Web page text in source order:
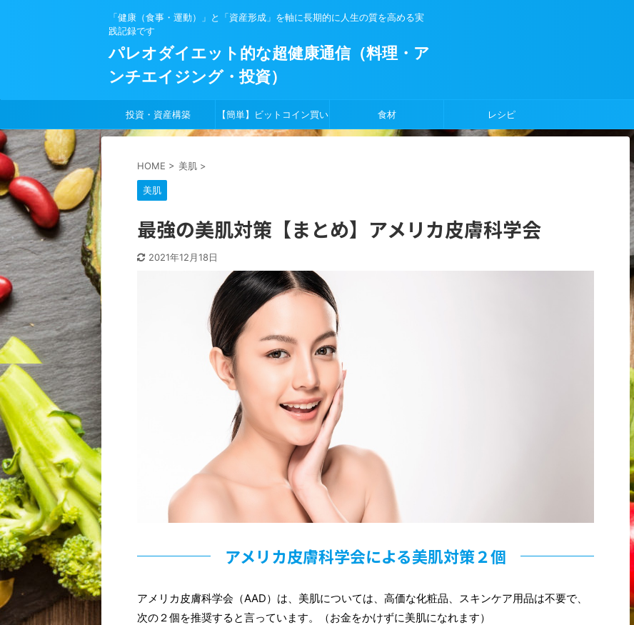
「健康（食事・運動）」と「資産形成」を軸に長期的に人生の質を高める実
践記録です
パレオダイエット的な超健康通信（料理・ア
ンチエイジング・投資）
投資・資産構築 【簡単】ビットコイン買い 食材 レシピ
HOME > 美肌 >
美肌
最強の美肌対策【まとめ】アメリカ皮膚科学会
2021年12月18日
アメリカ皮膚科学会による美肌対策２個
アメリカ皮膚科学会（AAD）は、美肌については、高価な化粧品、スキンケア用品は不要で、
次の２個を推奨すると言っています。（お金をかけずに美肌になれます）